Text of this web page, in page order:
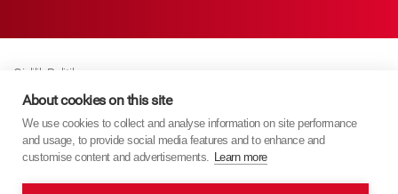
Gizlilik Politikası
Business Partner Privacy
Çerez Poli̇ti̇kasi
Modern Slavery Act Policy
About cookies on this site
We use cookies to collect and analyse information on site performance
and usage, to provide social media features and to enhance and
customise content and advertisements. Learn more